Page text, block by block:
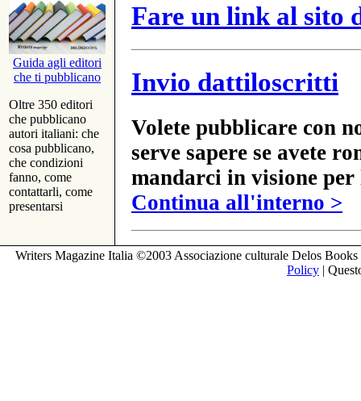
Guida agli editori
che ti pubblicano
Oltre 350 editori
che pubblicano
autori italiani: che
cosa pubblicano,
che condizioni
fanno, come
contattarli, come
presentarsi
Fare un link al sito
Invio dattiloscritti
Volete pubblicare con
serve sapere se avete
mandarci in visione
Continua all'interno >
Writers Magazine Italia ©2003 Associazione culturale Delos
Policy |